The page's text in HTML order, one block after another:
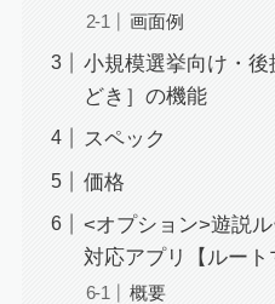
画面例
小規模選挙向け・
どき］の機能
スペック
価格
<オプション>遊説
対応アプリ【ルート
概要